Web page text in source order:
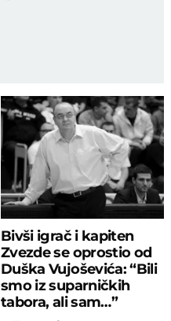
Bivši igrač i kapiten
Zvezde se oprostio od
Duška Vujoševića: “Bili
smo iz suparničkih
tabora, ali sam…”